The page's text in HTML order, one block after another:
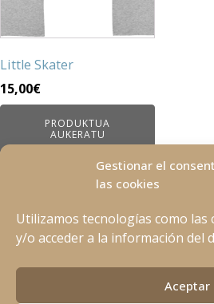
Gestionar el
las cookies
Utilizamos tecnologías como las
y/o acceder a la información del
Aceptar
Little Skater
15,00€
PRODUKTUA
AUKERATU
be
chosen
on
the
product
Aviso Legal